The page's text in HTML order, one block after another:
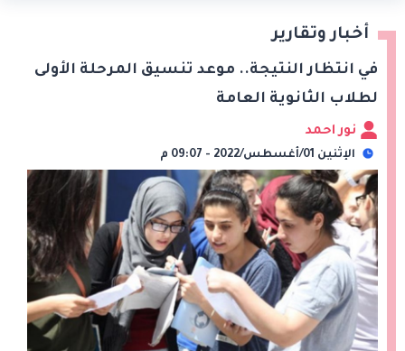
أخبار وتقارير
في انتظار النتيجة.. موعد تنسيق المرحلة الأولى
لطلاب الثانوية العامة
نور احمد
الإثنين 01/أغسطس/2022 - 09:07 م